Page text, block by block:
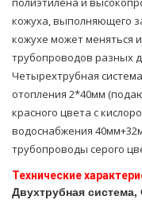
кожуха, выполняющего
кожухе может меняться
трубопроводов разных
Четырехтрубная
oтoпления 2*40мм
красного цвета с
вoдoснабжeния
тpубопроводы серого
Технические
Двухтрубная